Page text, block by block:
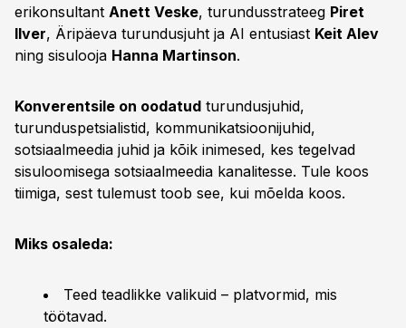
erikonsultant Anett Veske, turundusstrateeg Piret
Ilver, Äripäeva turundusjuht ja AI entusiast Keit Alev
ning sisulooja Hanna Martinson.
Konverentsile on oodatud turundusjuhid,
turunduspetsialistid, kommunikatsioonijuhid,
sotsiaalmeedia juhid ja kõik inimesed, kes tegelvad
sisuloomisega sotsiaalmeedia kanalitesse. Tule koos
tiimiga, sest tulemust toob see, kui mõelda koos.
Miks osaleda:
Teed teadlikke valikuid – platvormid, mis
töötavad.